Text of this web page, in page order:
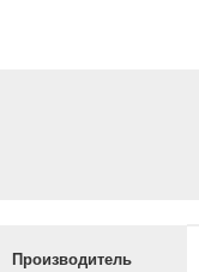
Производитель